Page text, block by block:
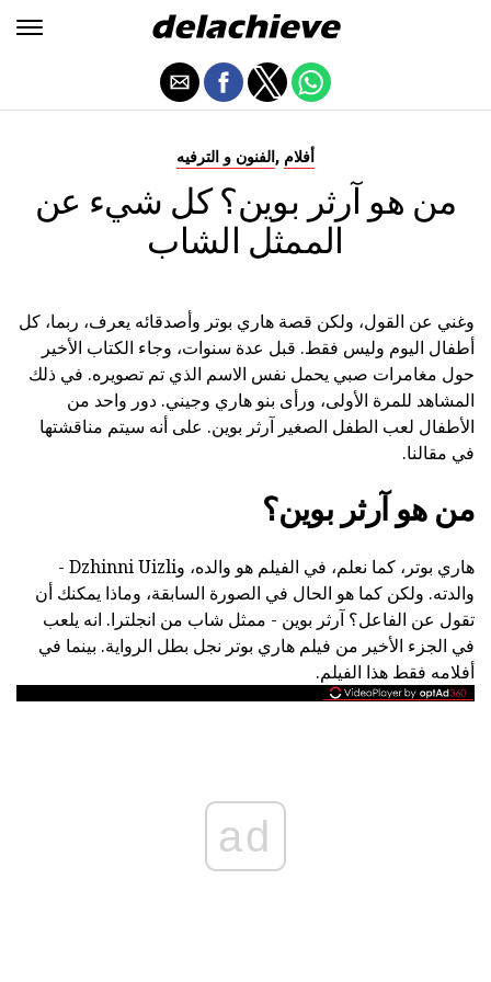
الفنون و الترفيه , أفلام
من هو آرثر بوين؟ كل شيء عن
الممثل الشاب
وغني عن القول، ولكن قصة هاري بوتر وأصدقائه يعرف، ربما، كل
أطفال اليوم وليس فقط. قبل عدة سنوات، وجاء الكتاب الأخير
حول مغامرات صبي يحمل نفس الاسم الذي تم تصويره. في ذلك
المشاهد للمرة الأولى، ورأى بنو هاري وجيني. دور واحد من
الأطفال لعب الطفل الصغير آرثر بوين. على أنه سيتم مناقشتها
في مقالنا.
من هو آرثر بوين؟
هاري بوتر، كما نعلم، في الفيلم هو والده، وDzhinni Uizli -
والدته. ولكن كما هو الحال في الصورة السابقة، وماذا يمكنك أن
تقول عن الفاعل؟ آرثر بوين - ممثل شاب من انجلترا. انه يلعب
في الجزء الأخير من فيلم هاري بوتر نجل بطل الرواية. بينما في
أفلامه فقط هذا الفيلم.
ad